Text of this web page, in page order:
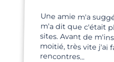
Une amie m'a
m'a dit que c'était
sites. Avant de
moitié, très vite
rencontres...